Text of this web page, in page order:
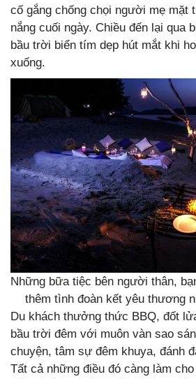
cố gắng chống chọi người mẹ mặt
nắng cuối ngày. Chiều đến lại qua
bầu trời biển tím dẹp hút mắt khi
xuống.
Những bữa tiệc bên người thân,
thêm tình đoàn kết yêu thương
Du khách thưởng thức BBQ, đốt
bầu trời đêm với muôn vàn sao
chuyện, tâm sự đêm khuya, đánh
Tất cả những điều đó càng làm